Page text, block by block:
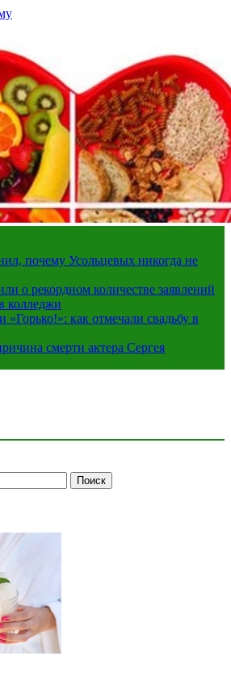
почему Усольцевых никогда не
о рекордном количестве заявлений
колледжи
«Горько!»: как отмечали свадьбу в
смерти актера Сергея